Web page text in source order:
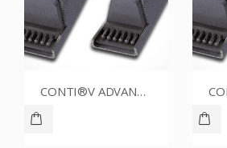
CONTI®V ADVANCE SPZ1412CR